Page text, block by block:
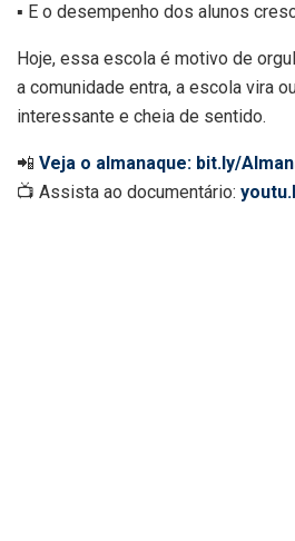
▪️ E o desempenho dos alunos
Hoje, essa escola é motivo de
a comunidade entra, a escola vira
interessante e cheia de sentido.
📲 Veja o almanaque: bit.ly/
📺 Assista ao documentário: